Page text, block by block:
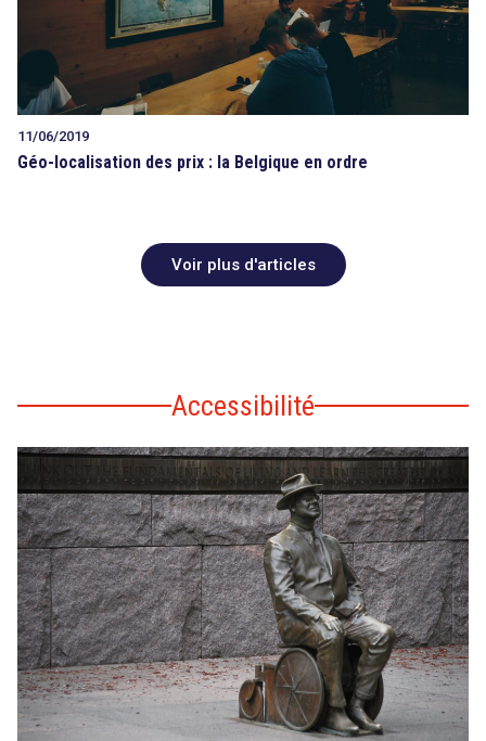
11/06/2019
Géo-localisation des prix : la Belgique en ordre
Voir plus d'articles
Accessibilité